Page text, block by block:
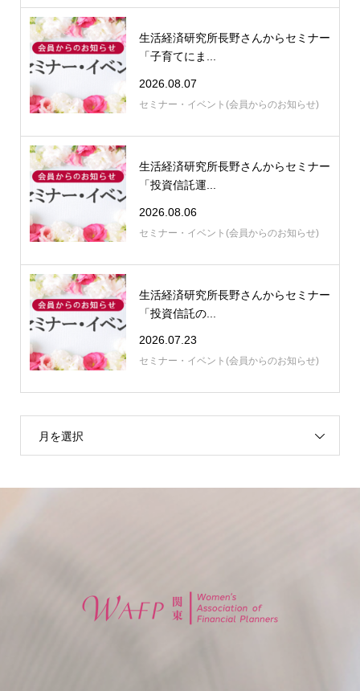
生活経済研究所長野さんからセミナー
「子育てにま...
2026.08.07
セミナー・イベント(会員からのお知らせ)
生活経済研究所長野さんからセミナー
「投資信託運...
2026.08.06
セミナー・イベント(会員からのお知らせ)
生活経済研究所長野さんからセミナー
「投資信託の...
2026.07.23
セミナー・イベント(会員からのお知らせ)
月を選択